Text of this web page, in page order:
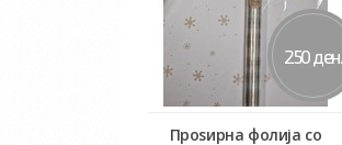
250 ден.
Проѕирна фолија со